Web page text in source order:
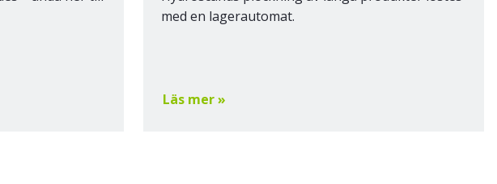
med en lagerautomat.
Läs mer »